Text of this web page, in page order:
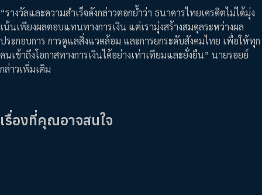
“รางวัลและความสำเร็จดังกล่าวตอกย้ำว่า ธนาคารไทยเครดิตไม่ได้มุ่ง
เน้นเพียงผลตอบแทนทางการเงิน แต่เรามุ่งสร้างสมดุลระหว่างผล
ประกอบการ การดูแลสิ่งแวดล้อม และการยกระดับสังคมไทย เพื่อให้ทุก
คนเข้าถึงโอกาสทางการเงินได้อย่างเท่าเทียมและยั่งยืน” นายรอยย์
กล่าวเพิ่มเติม
เรื่องที่คุณอาจสนใจ